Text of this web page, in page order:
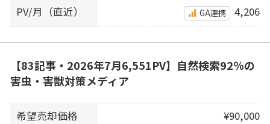
PV/月（直近） GA連携 4,206
【83記事・2026年7月6,551PV】自然検索92％の
害虫・害獣対策メディア
希望売却価格
¥90,000